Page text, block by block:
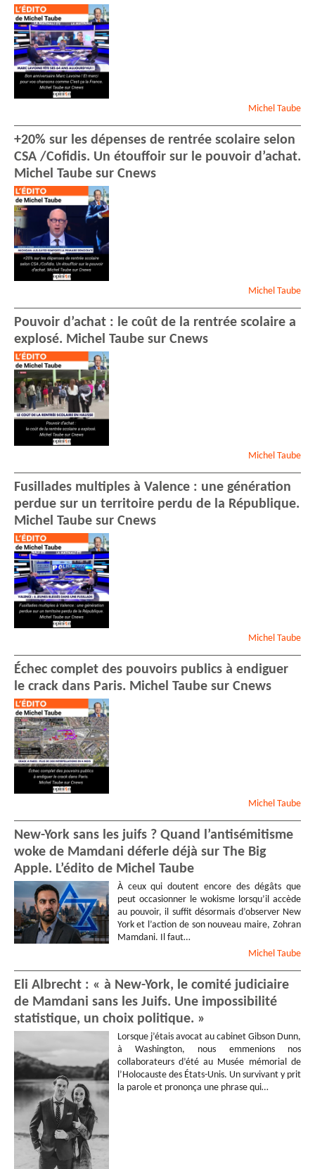
Michel Taube
+20% sur les dépenses de rentrée scolaire selon
CSA /Cofidis. Un étouffoir sur le pouvoir d’achat.
Michel Taube sur Cnews
Michel Taube
Pouvoir d’achat : le coût de la rentrée scolaire a
explosé. Michel Taube sur Cnews
Michel Taube
Fusillades multiples à Valence : une génération
perdue sur un territoire perdu de la République.
Michel Taube sur Cnews
Michel Taube
Échec complet des pouvoirs publics à endiguer
le crack dans Paris. Michel Taube sur Cnews
Michel Taube
New-York sans les juifs ? Quand l’antisémitisme
woke de Mamdani déferle déjà sur The Big
Apple. L’édito de Michel Taube
À ceux qui doutent encore des dégâts que
peut occasionner le wokisme lorsqu’il accède
au pouvoir, il suffit désormais d’observer New
York et l’action de son nouveau maire, Zohran
Mamdani. Il faut…
Michel Taube
Eli Albrecht : « à New-York, le comité judiciaire
de Mamdani sans les Juifs. Une impossibilité
statistique, un choix politique. »
Lorsque j’étais avocat au cabinet Gibson Dunn,
à Washington, nous emmenions nos
collaborateurs d’été au Musée mémorial de
l’Holocauste des États-Unis. Un survivant y prit
la parole et prononça une phrase qui…